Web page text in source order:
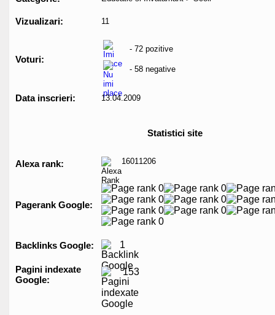
Vizualizari: 11
Voturi:
- 72 pozitive
- 58 negative
Data inscrieri: 13.04.2009
Statistici site
Alexa rank: 16011206
Pagerank Google:
Backlinks Google: 1
Pagini indexate
Google:
153